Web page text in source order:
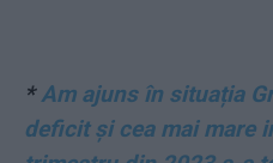
*Am ajuns în situația
deficit și cea mai mare